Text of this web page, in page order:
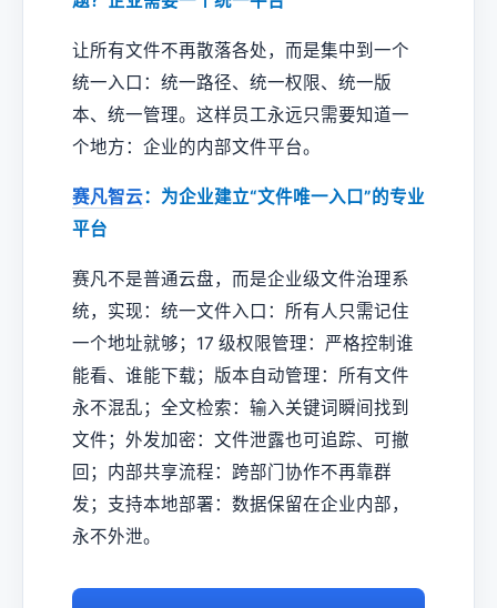
让所有文件不再散落各处，而是集中到一个
统一入口：统一路径、统一权限、统一版
本、统一管理。这样员工永远只需要知道一
个地方：企业的内部文件平台。
赛凡智云：为企业建立“文件唯一入口”的专业
平台
赛凡不是普通云盘，而是企业级文件治理系
统，实现：统一文件入口：所有人只需记住
一个地址就够；17 级权限管理：严格控制谁
能看、谁能下载；版本自动管理：所有文件
永不混乱；全文检索：输入关键词瞬间找到
文件；外发加密：文件泄露也可追踪、可撤
回；内部共享流程：跨部门协作不再靠群
发；支持本地部署：数据保留在企业内部，
永不外泄。